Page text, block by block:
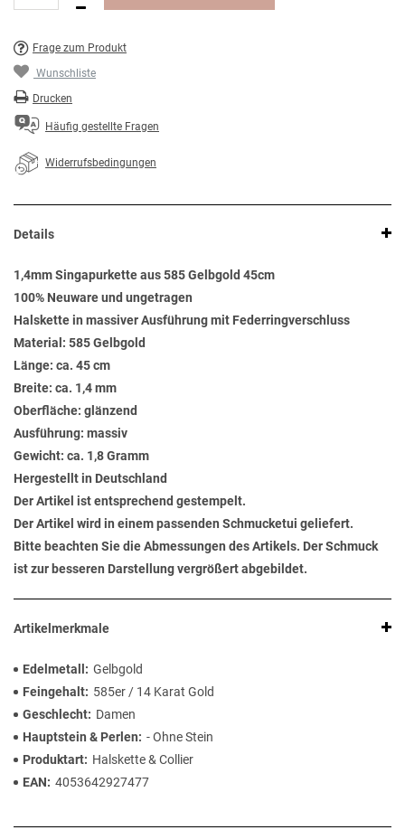
Frage zum Produkt
Wunschliste
Drucken
Häufig gestellte Fragen
Widerrufsbedingungen
Details
1,4mm Singapurkette aus 585 Gelbgold 45cm
100% Neuware und ungetragen
Halskette in massiver Ausführung mit Federringverschluss
Material: 585 Gelbgold
Länge: ca. 45 cm
Breite: ca. 1,4 mm
Oberfläche: glänzend
Ausführung: massiv
Gewicht: ca. 1,8 Gramm
Hergestellt in Deutschland
Der Artikel ist entsprechend gestempelt.
Der Artikel wird in einem passenden Schmucketui geliefert.
Bitte beachten Sie die Abmessungen des Artikels. Der Schmuck
ist zur besseren Darstellung vergrößert abgebildet.
Artikelmerkmale
Edelmetall
Gelbgold
Feingehalt
585er / 14 Karat Gold
Geschlecht
Damen
Hauptstein & Perlen
- Ohne Stein
Produktart
Halskette & Collier
EAN
4053642927477